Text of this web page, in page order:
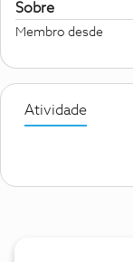
Sobre
Membro desde
Atividade